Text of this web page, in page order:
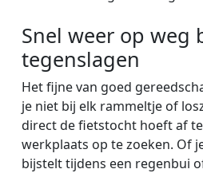
Snel weer op weg
tegenslagen
Het fijne van goed
je niet bij elk rammeltje of
direct de fietstocht hoeft af
werkplaats op te zoeken. Of
bijstelt tijdens een regenbui